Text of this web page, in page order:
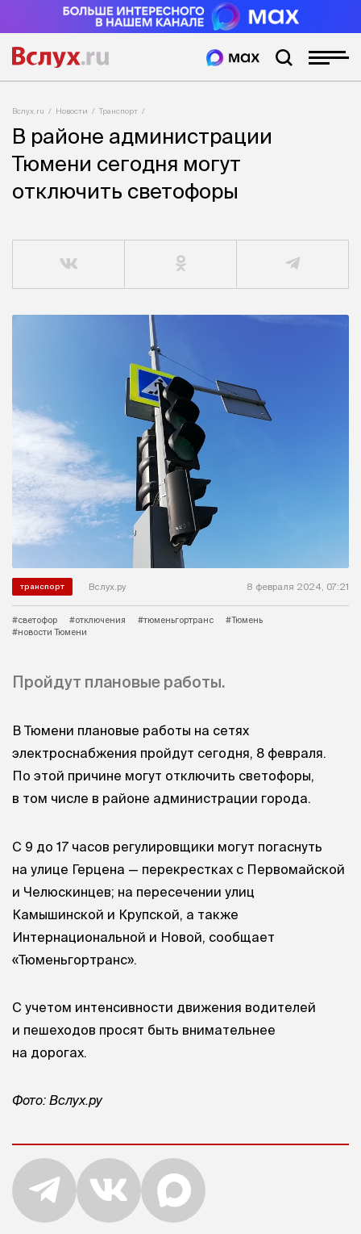
Вслух.ru Новости Транспорт
В районе администрации
Тюмени сегодня могут
отключить светофоры
транспорт Вслух.ру 8 февраля 2024, 07:21
#светофор #отключения #тюменьгортранс
#Тюмень
#новости Тюмени
Пройдут плановые работы.
В Тюмени плановые работы на сетях
электроснабжения пройдут сегодня, 8 февраля.
По этой причине могут отключить светофоры,
в том числе в районе администрации города.
С 9 до 17 часов регулировщики могут погаснуть
на улице Герцена — перекрестках с Первомайской
и Челюскинцев; на пересечении улиц
Камышинской и Крупской, а также
Интернациональной и Новой, сообщает
«Тюменьгортранс».
С учетом интенсивности движения водителей
и пешеходов просят быть внимательнее
на дорогах.
Фото: Вслух.ру